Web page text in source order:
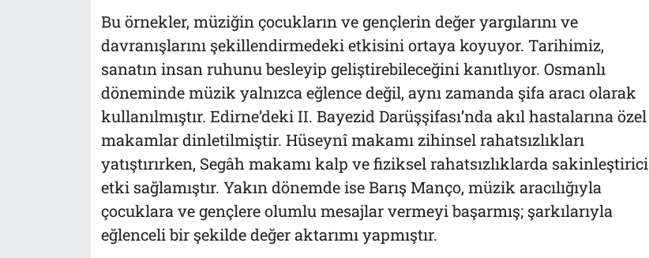
Bu örnekler, müziğin çocukların ve gençlerin değer yargılarını ve
davranışlarını şekillendirmedeki etkisini ortaya koyuyor. Tarihimiz,
sanatın insan ruhunu besleyip geliştirebileceğini kanıtlıyor. Osmanlı
döneminde müzik yalnızca eğlence değil, aynı zamanda şifa aracı olarak
kullanılmıştır. Edirne’deki II. Bayezid Darüşşifası’nda akıl hastalarına özel
makamlar dinletilmiştir. Hüseynî makamı zihinsel rahatsızlıkları
yatıştırırken, Segâh makamı kalp ve fiziksel rahatsızlıklarda sakinleştirici
etki sağlamıştır. Yakın dönemde ise Barış Manço, müzik aracılığıyla
çocuklara ve gençlere olumlu mesajlar vermeyi başarmış; şarkılarıyla
eğlenceli bir şekilde değer aktarımı yapmıştır.